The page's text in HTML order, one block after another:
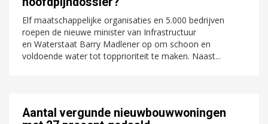
Elf maatschappelijke organisaties en 5.000 bedrijven
roepen de nieuwe minister van Infrastructuur
en Waterstaat Barry Madlener op om schoon en
voldoende water tot topprioriteit te maken. Naast...
Aantal vergunde nieuwbouwwoningen